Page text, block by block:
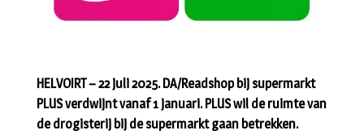
HELVOIRT – 22 juli 2025. DA/Readshop bij supermarkt
PLUS verdwijnt vanaf 1 januari. PLUS wil de ruimte van
de drogisterij bij de supermarkt gaan betrekken.